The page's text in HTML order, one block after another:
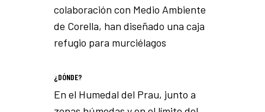
colaboración con Medio Ambiente
de Corella, han diseñado una caja
refugio para murciélagos
¿DÓNDE?
En el Humedal del Prau, junto a